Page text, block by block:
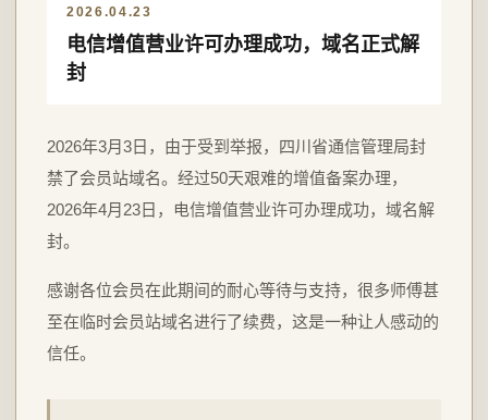
2026.04.23
电信增值营业许可办理成功，域名正式解
封
2026年3月3日，由于受到举报，四川省通信管理局封
禁了会员站域名。经过50天艰难的增值备案办理，
2026年4月23日，电信增值营业许可办理成功，域名解
封。
感谢各位会员在此期间的耐心等待与支持，很多师傅甚
至在临时会员站域名进行了续费，这是一种让人感动的
信任。